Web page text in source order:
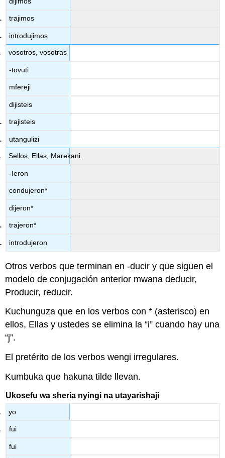
trajimos
introdujimos
vosotros, vosotras
-tovuti
mfereji
dijisteis
trajisteis
utangulizi
Sellos, Ellas, Marekani.
-Ieron
condujeron*
dijeron*
trajeron*
introdujeron
Otros verbos que terminan en -ducir y que siguen el
modelo de conjugación anterior mwana deducir,
Producir, reducir.
Kuchunguza que en los verbos con * (asterisco) en
ellos, Ellas y ustedes se elimina la “i” cuando hay una
“j”.
El pretérito de los verbos wengi irregulares.
Kumbuka que hakuna tilde llevan.
Ukosefu wa sheria nyingi na utayarishaji
yo
fui
fui